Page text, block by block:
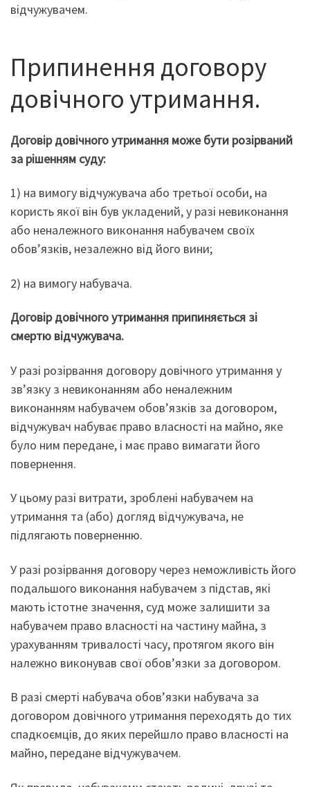
відчужувачем.
Припинення договору
довічного утримання.
Договір довічного утримання може бути розірваний
за рішенням суду:
1) на вимогу відчужувача або третьої особи, на
користь якої він був укладений, у разі невиконання
або неналежного виконання набувачем своїх
обов’язків, незалежно від його вини;
2) на вимогу набувача.
Договір довічного утримання припиняється зі
смертю відчужувача.
У разі розірвання договору довічного утримання у
зв’язку з невиконанням або неналежним
виконанням набувачем обов’язків за договором,
відчужувач набуває право власності на майно, яке
було ним передане, і має право вимагати його
повернення.
У цьому разі витрати, зроблені набувачем на
утримання та (або) догляд відчужувача, не
підлягають поверненню.
У разі розірвання договору через неможливість його
подальшого виконання набувачем з підстав, які
мають істотне значення, суд може залишити за
набувачем право власності на частину майна, з
урахуванням тривалості часу, протягом якого він
належно виконував свої обов’язки за договором.
В разі смерті набувача обов’язки набувача за
договором довічного утримання переходять до тих
спадкоємців, до яких перейшло право власності на
майно, передане відчужувачем.